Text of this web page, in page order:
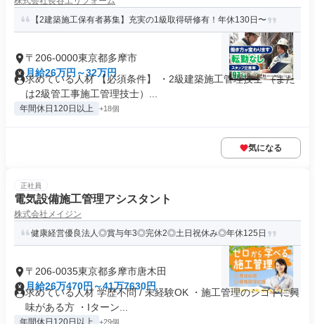
【2建築施工保有者募集】充実の1級取得研修有！年休130日〜
〒206-0000東京都多摩市
月給26万円～32万円
求めている人材 【必須条件】 ・2級建築施工管理技士 （また
は2級管工事施工管理技士）...
年間休日120日以上 +18個
気になる
正社員
電気設備施工管理アシスタント
株式会社メイジン
健康経営優良法⼈◎賞与年3◎完休2◎土日祝休み◎年休125日
〒206-0035東京都多摩市唐木田
月給26万470円～41万7630円
求めている人材 学歴不問 / 未経験OK ・施工管理のシゴトに興
味がある方 ・Iターン...
年間休日120日以上 +29個